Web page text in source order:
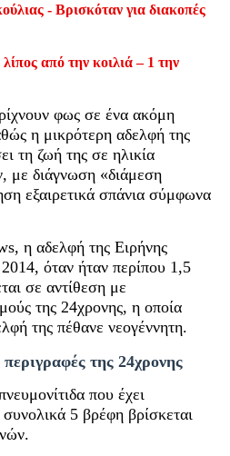
- Βρισκόταν για διακοπές
από την κοιλιά – 1 την
φως σε ένα ακόμη
η μικρότερη αδελφή της
τη ζωή της σε ηλικία
με διάγνωση «διάμεση
εξαιρετικά σπάνια σύμφωνα
η αδελφή της Ειρήνης
όταν ήταν περίπου 1,5
σε αντίθεση με
της 24χρονης, η οποία
της πέθανε νεογέννητη.
της 24χρονης
που έχει
5 βρέφη βρίσκεται